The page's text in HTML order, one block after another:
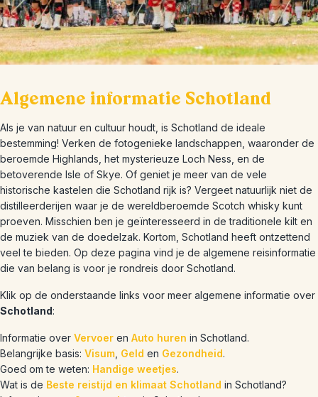
Algemene informatie Schotland
Als je van natuur en cultuur houdt, is Schotland de ideale
bestemming! Verken de fotogenieke landschappen, waaronder de
beroemde Highlands, het mysterieuze Loch Ness, en de
betoverende Isle of Skye. Of geniet je meer van de vele
historische kastelen die Schotland rijk is? Vergeet natuurlijk niet de
distilleerderijen waar je de wereldberoemde Scotch whisky kunt
proeven. Misschien ben je geïnteresseerd in de traditionele kilt en
de muziek van de doedelzak. Kortom, Schotland heeft ontzettend
veel te bieden. Op deze pagina vind je de algemene reisinformatie
die van belang is voor je rondreis door Schotland.
Klik op de onderstaande links voor meer algemene informatie over
Schotland:
Informatie over Vervoer en Auto huren in Schotland.
Belangrijke basis: Visum Geld en Gezondheid.
Goed om te weten: Handige weetjes.
Wat is de Beste reistijd en klimaat Schotland in Schotland?